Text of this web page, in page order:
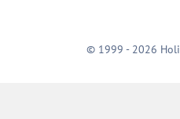
© 1999 - 2026